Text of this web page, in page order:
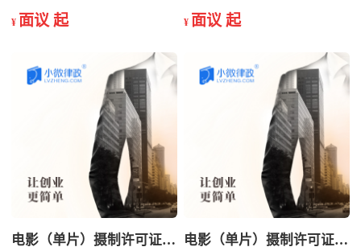
¥ 面议 起 ¥ 面议 起
电影（单片）摄制许可证变更 电影（单片）摄制许可证年检